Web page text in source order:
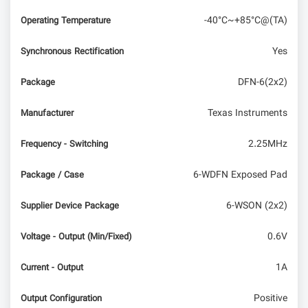
Operating Temperature -40°C~+85°C@(TA)
Synchronous Rectification Yes
Package DFN-6(2x2)
Manufacturer Texas Instruments
Frequency - Switching 2.25MHz
Package / Case 6-WDFN Exposed Pad
Supplier Device Package 6-WSON (2x2)
Voltage - Output (Min/Fixed) 0.6V
Current - Output 1A
Output Configuration Positive